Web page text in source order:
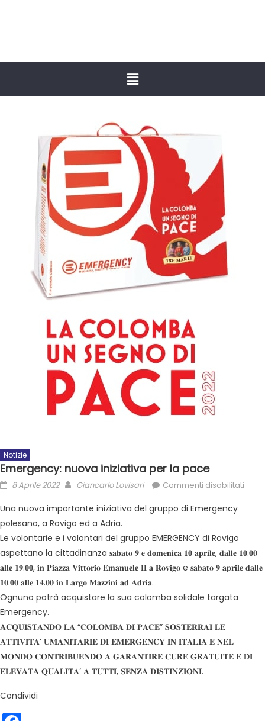
Notizie
Emergency: nuova iniziativa per la pace
8 Aprile 2022 Giancarlo Lovisari Commenti disabilitati
Una nuova importante iniziativa del gruppo di Emergency
polesano, a Rovigo ed a Adria.
Le volontarie e i volontari del gruppo EMERGENCY di Rovigo
aspettano la cittadinanza 𝐬𝐚𝐛𝐚𝐭𝐨 𝟗 𝐞 𝐝𝐨𝐦𝐞𝐧𝐢𝐜𝐚 𝟏𝟎 𝐚𝐩𝐫𝐢𝐥𝐞, 𝐝𝐚𝐥𝐥𝐞 𝟏𝟎.𝟎𝟎
𝐚𝐥𝐥𝐞 𝟏𝟗.𝟎𝟎, 𝐢𝐧 𝐏𝐢𝐚𝐳𝐳𝐚 𝐕𝐢𝐭𝐭𝐨𝐫𝐢𝐨 𝐄𝐦𝐚𝐧𝐮𝐞𝐥𝐞 𝐈𝐈 𝐚 𝐑𝐨𝐯𝐢𝐠𝐨 e 𝐬𝐚𝐛𝐚𝐭𝐨 𝟗 𝐚𝐩𝐫𝐢𝐥𝐞 𝐝𝐚𝐥𝐥𝐞
𝟏𝟎.𝟎𝟎 𝐚𝐥𝐥𝐞 𝟏𝟒.𝟎𝟎 𝐢𝐧 𝐋𝐚𝐫𝐠𝐨 𝐌𝐚𝐳𝐳𝐢𝐧𝐢 𝐚𝐝 𝐀𝐝𝐫𝐢𝐚.
Ognuno potrà acquistare la sua colomba solidale targata
Emergency.
𝐀𝐂𝐐𝐔𝐈𝐒𝐓𝐀𝐍𝐃𝐎 𝐋𝐀 “𝐂𝐎𝐋𝐎𝐌𝐁𝐀 𝐃𝐈 𝐏𝐀𝐂𝐄” 𝐒𝐎𝐒𝐓𝐄𝐑𝐑𝐀𝐈 𝐋𝐄
𝐀𝐓𝐓𝐈𝐕𝐈𝐓𝐀’ 𝐔𝐌𝐀𝐍𝐈𝐓𝐀𝐑𝐈𝐄 𝐃𝐈 𝐄𝐌𝐄𝐑𝐆𝐄𝐍𝐂𝐘 𝐈𝐍 𝐈𝐓𝐀𝐋𝐈𝐀 𝐄 𝐍𝐄𝐋
𝐌𝐎𝐍𝐃𝐎 𝐂𝐎𝐍𝐓𝐑𝐈𝐁𝐔𝐄𝐍𝐃𝐎 𝐀 𝐆𝐀𝐑𝐀𝐍𝐓𝐈𝐑𝐄 𝐂𝐔𝐑𝐄 𝐆𝐑𝐀𝐓𝐔𝐈𝐓𝐄 𝐄 𝐃𝐈
𝐄𝐋𝐄𝐕𝐀𝐓𝐀 𝐐𝐔𝐀𝐋𝐈𝐓𝐀’ 𝐀 𝐓𝐔𝐓𝐓𝐈, 𝐒𝐄𝐍𝐙𝐀 𝐃𝐈𝐒𝐓𝐈𝐍𝐙𝐈𝐎𝐍𝐈.
Condividi